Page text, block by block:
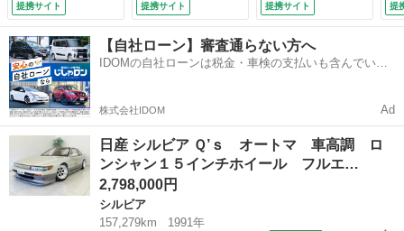
歴無 （車検整備
付）
提携サイト
パー ＨＫＳエアク
リーナー 社外マフ
ラー クリスタルテ
ール 前置きインタ
ボンネット （車検
提携サイト
付）
提携サイト 提
【自社ローン】審査通らない方へ
IDOMの自社ローンは税金・車検の支払いも含んでいる
株式会社IDOM Ad
日産 シルビア Ｑ’ｓ オートマ 車高調 ロ
ンシャン１５インチホイール フルエ…
2,798,000円
シルビア
157,279km
1991年